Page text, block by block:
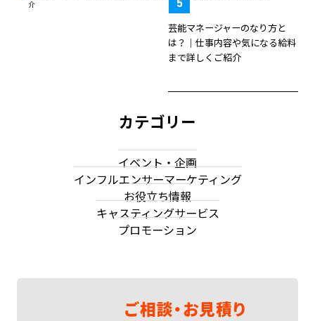
芸能マネージャーのなり方と
は？｜仕事内容や気になる給料
まで詳しくご紹介
カテゴリー
イベント・企画
インフルエンサーマーケティング
お役立ち情報
キャスティングサービス
プロモーション
ご相談・お見積り